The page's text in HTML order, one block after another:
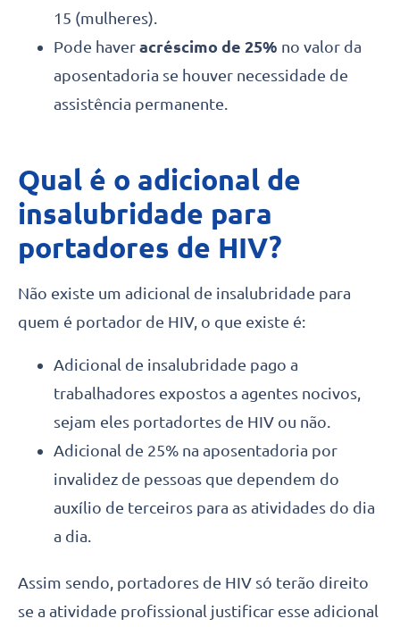
15 (mulheres).
Pode haver acréscimo de 25% no valor da
aposentadoria se houver necessidade de
assistência permanente.
Qual é o adicional de
insalubridade para
portadores de HIV?
Não existe um adicional de insalubridade para
quem é portador de HIV, o que existe é:
Adicional de insalubridade pago a
trabalhadores expostos a agentes nocivos,
sejam eles portadortes de HIV ou não.
Adicional de 25% na aposentadoria por
invalidez de pessoas que dependem do
auxílio de terceiros para as atividades do dia
a dia.
Assim sendo, portadores de HIV só terão direito
se a atividade profissional justificar esse adicional